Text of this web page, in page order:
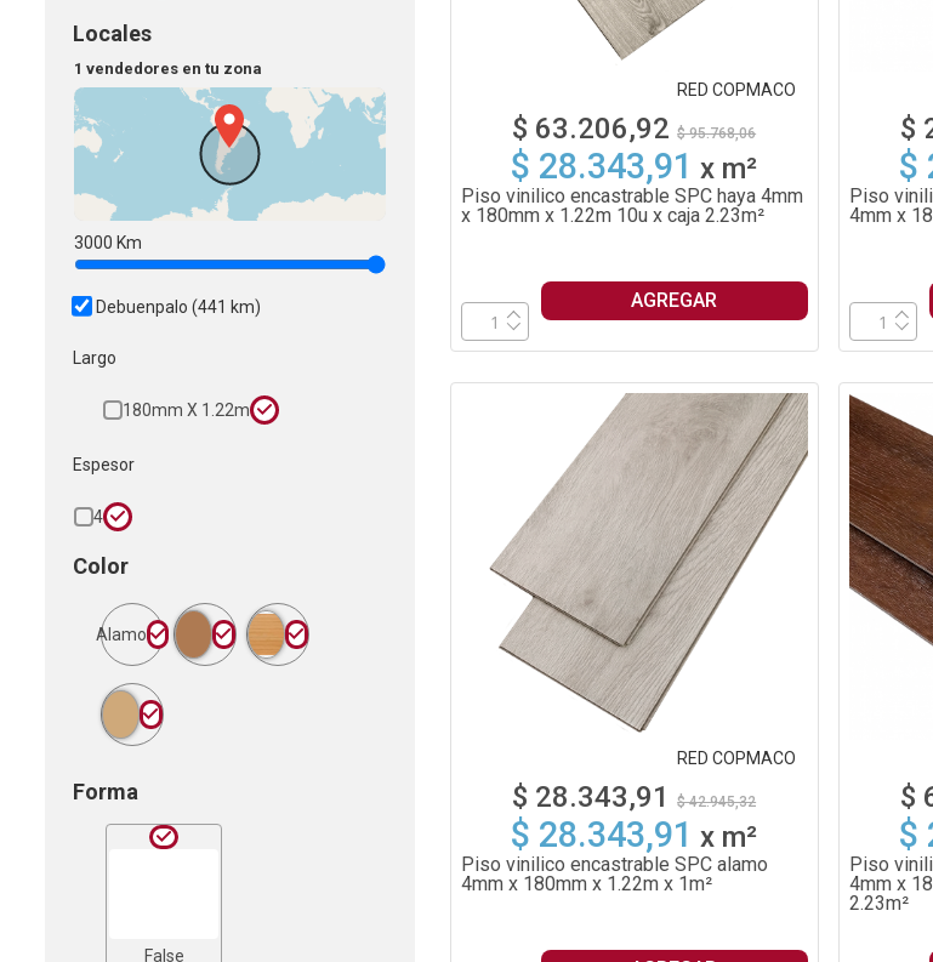
Locales
1 vendedores en tu zona
3000 Km
Debuenpalo (441 km)
Largo
180mm X 1.22m
Espesor
4
Color
Alamo
Forma
False
RED COPMACO
$ 63.206,92$ 95.768,06
$ 28.343,91 x m²
Piso vinilico encastrable SPC haya 4mm
x 180mm x 1.22m 10u x caja 2.23m²
AGREGAR
$
$
Piso
4mm x
RED COPMACO
$ 28.343,91$ 42.945,32
$ 28.343,91 x m²
Piso vinilico encastrable SPC alamo
4mm x 180mm x 1.22m x 1m²
$
$
Piso
4mm x
2.23m²